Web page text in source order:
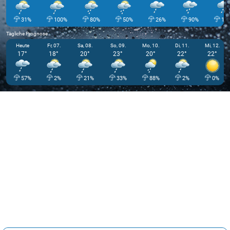
31% 100% 80% 50% 26% 90%
Tägliche Prognose
Heute
17°
57%
Fr, 07.
18°
2%
Sa, 08.
20°
21%
So, 09.
23°
33%
Mo, 10.
20°
88%
Di, 11.
22°
2%
Mi, 12.
22°
0%